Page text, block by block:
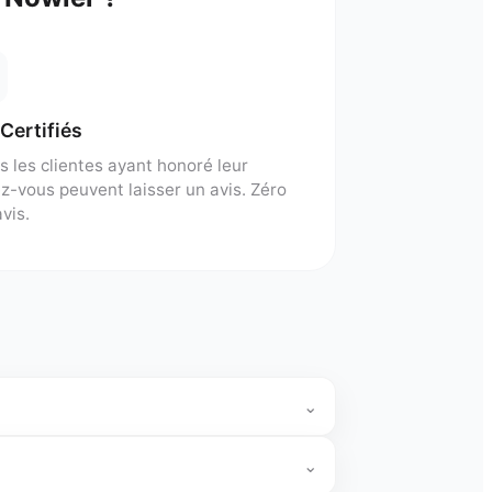
les clientes ayant honoré leur
vous peuvent laisser un avis. Zéro
⌄
⌄